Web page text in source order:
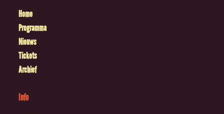
Home
Programma
Nieuws
Tickets
Archief
Info